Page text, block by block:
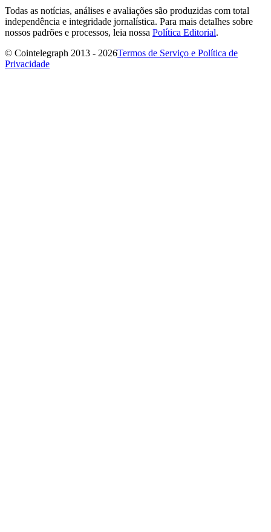
Todas as notícias, análises e avaliações são produzidas com total
independência e integridade jornalística. Para mais detalhes sobre
nossos padrões e processos, leia nossa Política Editorial.
© Cointelegraph 2013 - 2026Termos de Serviço e Política de
Privacidade